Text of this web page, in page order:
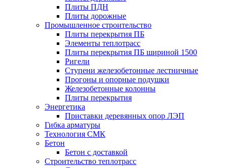
Плиты ПДН
Плиты дорожные
Промышленное строительство
Плиты перекрытия ПБ
Элементы теплотрасс
Плиты перекрытия ПБ шириной 1500
Ригели
Ступени железобетонные лестничные
Прогоны и опорные подушки
Железобетонные колонны
Плиты перекрытия
Энергетика
Приставки деревянных опор ЛЭП
Гибка арматуры
Технология СМК
Бетон
Бетон с доставкой
Строительство теплотрасс